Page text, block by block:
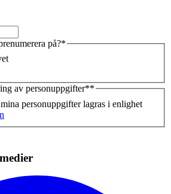
på?*
av personuppgifter**
personuppgifter lagras i enlighet